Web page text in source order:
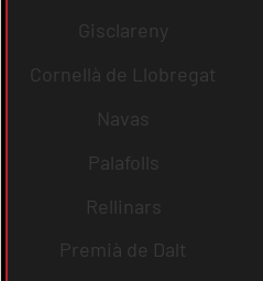
Gisclareny
Cornellà de Llobregat
Navas
Palafolls
Rellinars
Premià de Dalt